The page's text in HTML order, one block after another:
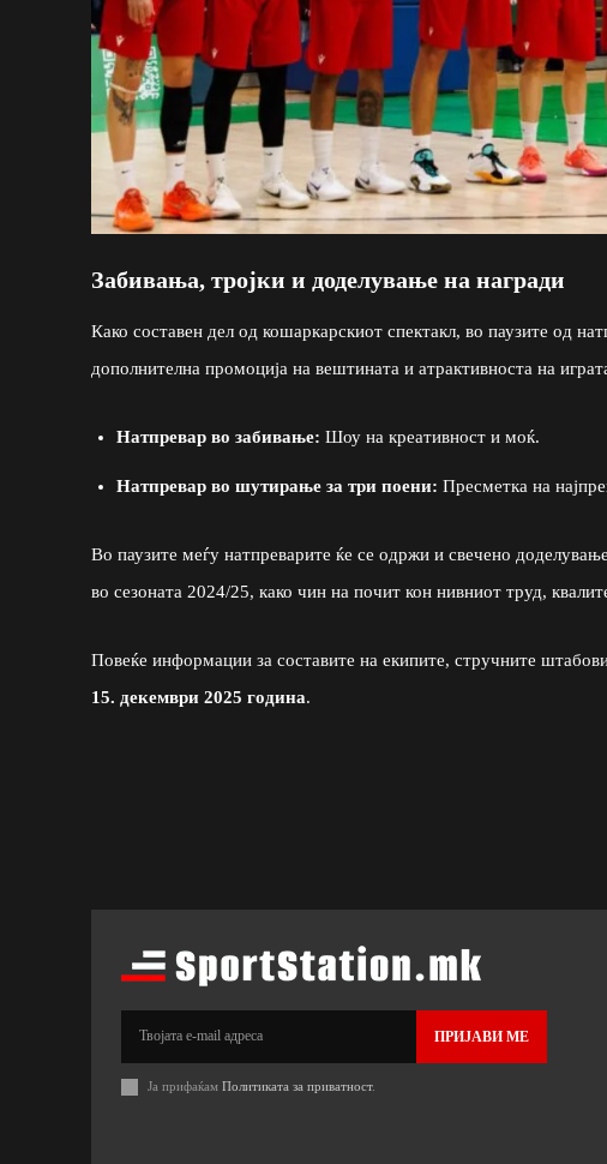
Забивања, тројки и доделување на награди
Како составен дел од кошаркарскиот спектакл, во паузите од
дополнителна промоција на вештината и атрактивноста на
Натпревар во забивање: Шоу на креативност и моќ.
Натпревар во шутирање за три поени: Пресметка на
Во паузите меѓу натпреварите ќе се одржи и свечено
во сезоната 2024/25, како чин на почит кон нивниот труд,
Повеќе информации за составите на екипите, стручните
15. декември 2025 година.
ПРИЈАВИ МЕ
Ја прифаќам Политиката за приватност.